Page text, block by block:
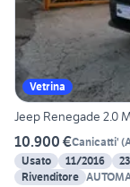
Vetrina
Jeep Renegade 2.0
10.900 €Canicatti' (
Usato
11/2016
Rivenditore